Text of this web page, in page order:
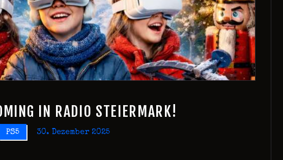
IN RADIO STEIERMARK!
PS5 30. Dezember 2025